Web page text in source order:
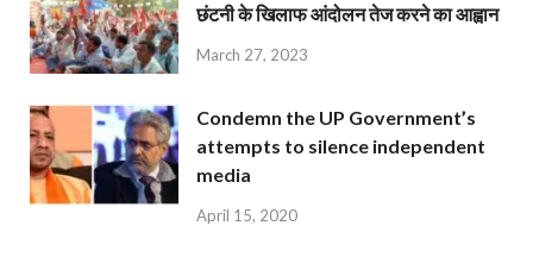
छंटनी के खिलाफ आंदोलन तेज करने का आह्वान
March 27, 2023
Condemn the UP Government’s
attempts to silence independent
media
April 15, 2020